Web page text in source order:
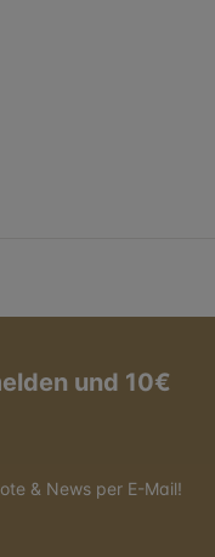
und 10€
& News per E-Mail!